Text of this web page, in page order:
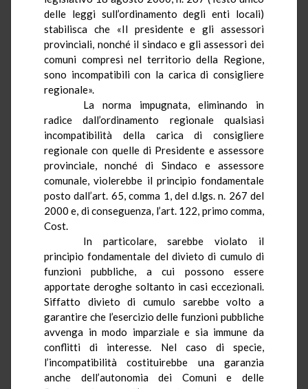
delle leggi sull’ordinamento degli enti locali)
stabilisca che «Il presidente e gli assessori
provinciali, nonché il sindaco e gli assessori dei
comuni compresi nel territorio della Regione,
sono incompatibili con la carica di consigliere
regionale».
La norma impugnata, eliminando in
radice dall’ordinamento regionale qualsiasi
incompatibilità della carica di consigliere
regionale con quelle di Presidente e assessore
provinciale, nonché di Sindaco e assessore
comunale, violerebbe il principio fondamentale
posto dall’art. 65, comma 1, del d.lgs. n. 267 del
2000 e, di conseguenza, l’art. 122, primo comma,
Cost.
In particolare, sarebbe violato il
principio fondamentale del divieto di cumulo di
funzioni pubbliche, a cui possono essere
apportate deroghe soltanto in casi eccezionali.
Siffatto divieto di cumulo sarebbe volto a
garantire che l’esercizio delle funzioni pubbliche
avvenga in modo imparziale e sia immune da
conflitti di interesse. Nel caso di specie,
l’incompatibilità costituirebbe una garanzia
anche dell’autonomia dei Comuni e delle